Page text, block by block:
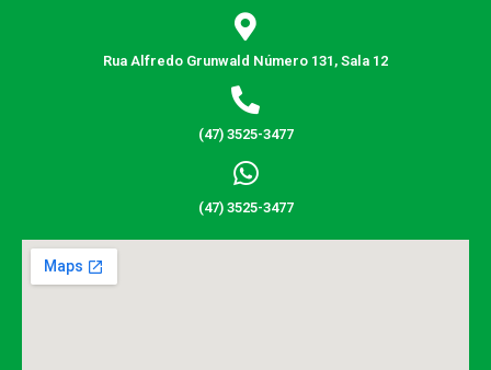
Rua Alfredo Grunwald Número 131, Sala 12
(47) 3525-3477
(47) 3525-3477